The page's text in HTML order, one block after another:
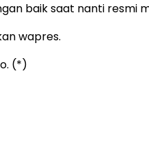
baik saat nanti resmi
wapres.
(*)